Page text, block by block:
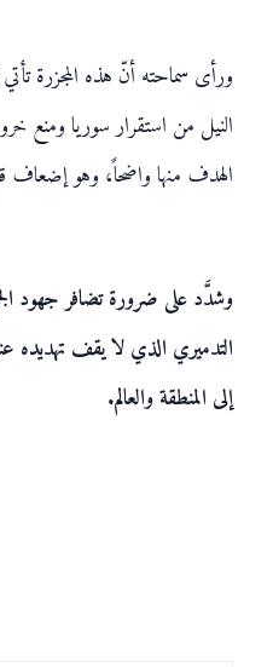
ورأى سماحته أنّ هذه المجزرة
النيل من استقرار سوريا ومنع
الهدف منها واضحاً، وهو إضعاف
وشدَّد على ضرورة تضافر جهود
التدميري الذي لا يقف تهديده
إلى المنطقة والعالم.